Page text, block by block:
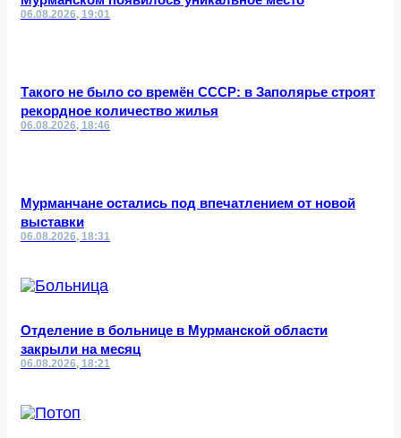
06.08.2026, 19:01
Такого не было со времён СССР: в Заполярье строят
рекордное количество жилья
06.08.2026, 18:46
Мурманчане остались под впечатлением от новой
выставки
06.08.2026, 18:31
Отделение в больнице в Мурманской области
закрыли на месяц
06.08.2026, 18:21